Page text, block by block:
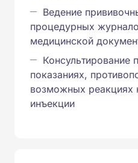
Ведение
процедурных
медицинской
Консультирование
показаниях,
возможных реакциях
инъекции